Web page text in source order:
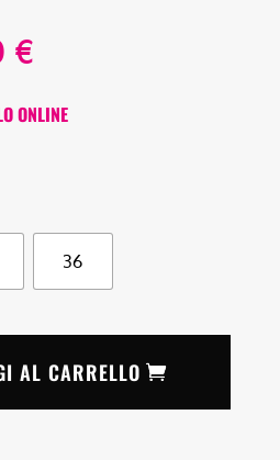
€
ONLINE
36
AL CARRELLO